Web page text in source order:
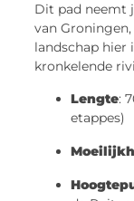
Dit pad neemt
van
landschap hier
kronkelende
Lengte:
etappes)